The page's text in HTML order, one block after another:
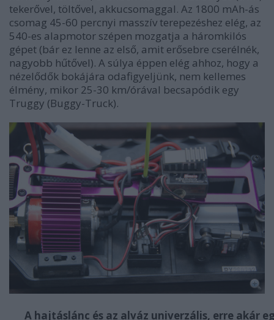
tekerővel, töltővel, akkucsomaggal. Az 1800 mAh-ás
csomag 45-60 percnyi masszív terepezéshez elég, az
540-es alapmotor szépen mozgatja a háromkilós
gépet (bár ez lenne az első, amit erősebre cserélnék,
nagyobb hűtővel). A súlya éppen elég ahhoz, hogy a
nézelődők bokájára odafigyeljünk, nem kellemes
élmény, mikor 25-30 km/órával becsapódik egy
Truggy (Buggy-Truck).
A hajtáslánc és az alváz univerzális, erre akár